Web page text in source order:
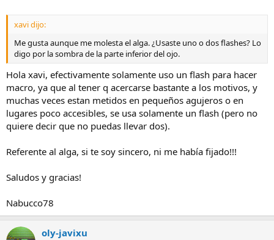
xavi dijo:
Me gusta aunque me molesta el alga. ¿Usaste uno o dos flashes? Lo
digo por la sombra de la parte inferior del ojo.
Hola xavi, efectivamente solamente uso un flash para hacer
macro, ya que al tener q acercarse bastante a los motivos, y
muchas veces estan metidos en pequeños agujeros o en
lugares poco accesibles, se usa solamente un flash (pero no
quiere decir que no puedas llevar dos).
Referente al alga, si te soy sincero, ni me había fijado!!!
Saludos y gracias!
Nabucco78
oly-javixu